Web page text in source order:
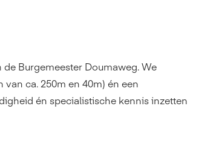
Burgemeester Doumaweg. We
ca. 250m en 40m) én een
én specialistische kennis inzetten